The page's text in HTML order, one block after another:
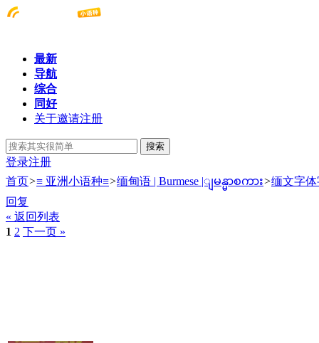
最新
导航
综合
同好
关于邀请注册
搜索
登录注册
首页>≡ 亚洲小语种≡>缅甸语 | Burmese |ျမန္မာစကား>缅文字
回复
« 返回列表
1 2 下一页 »